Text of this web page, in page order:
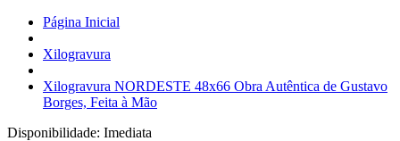
Página Inicial
Xilogravura
Xilogravura NORDESTE 48x66 Obra Autêntica de Gustavo
Borges, Feita à Mão
Disponibilidade: Imediata